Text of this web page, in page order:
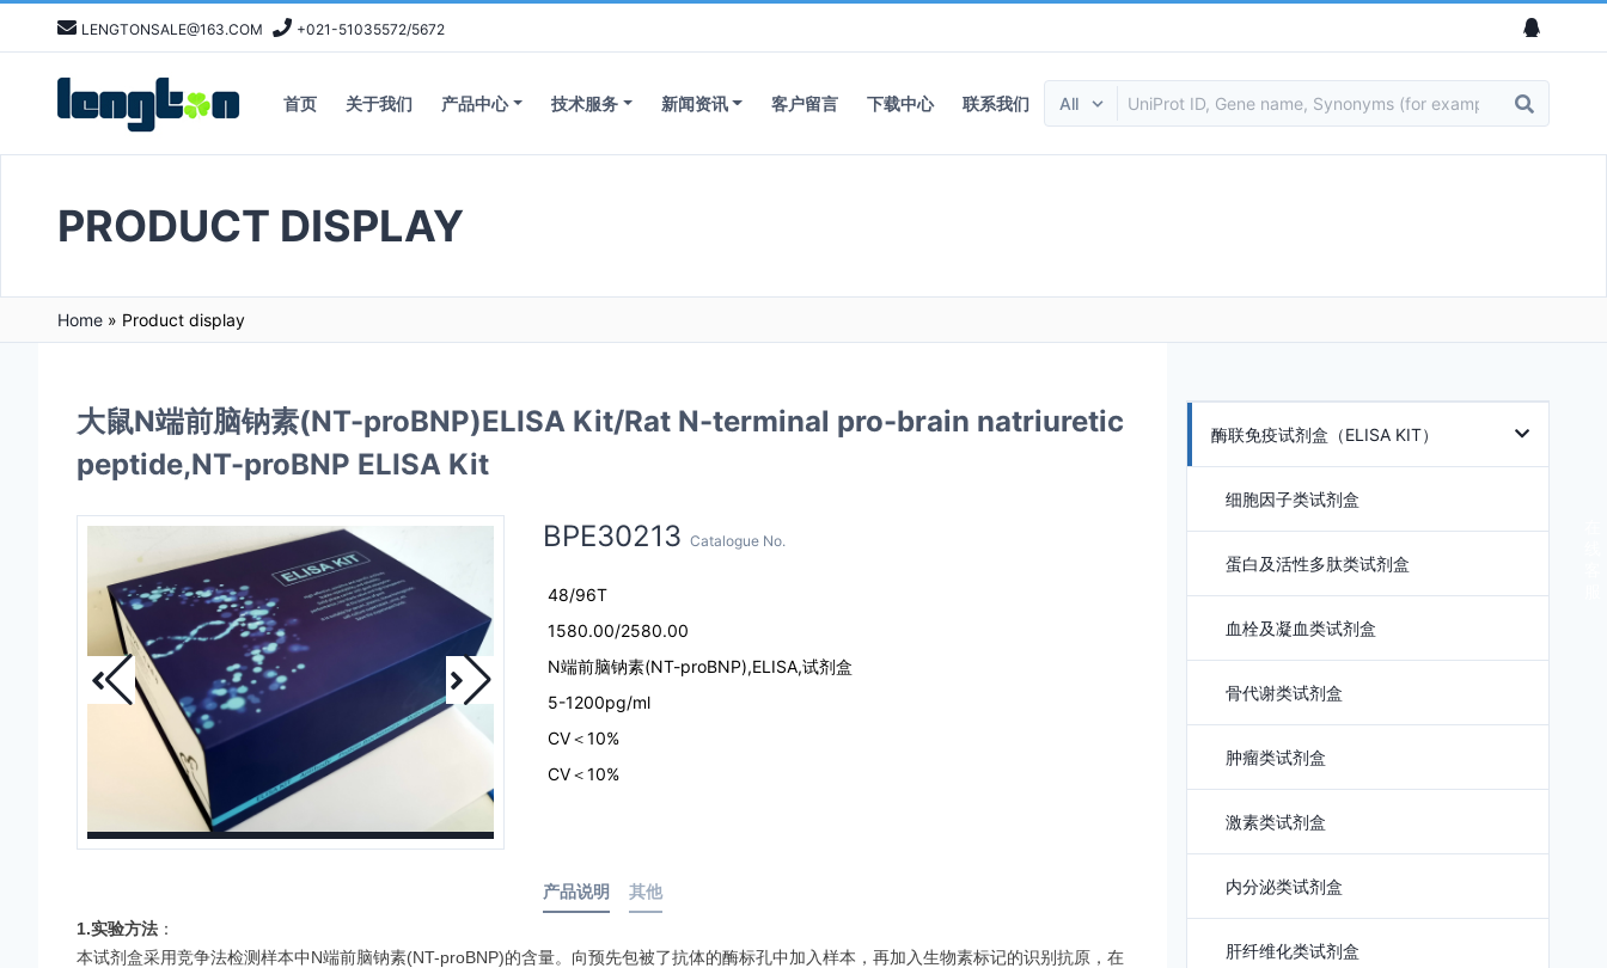
LENGTONSALE@163.COM +021-51035572/5672
首页 关于我们 产品中心 技术服务 新闻资讯 客户留言 下载中心 联系我们
PRODUCT DISPLAY
Home » Product display
大鼠N端前脑钠素(NT-proBNP)ELISA Kit/Rat N-terminal pro-brain natriuretic
peptide,NT-proBNP ELISA Kit
BPE30213Catalogue No.
48/96T
1580.00/2580.00
N端前脑钠素(NT-proBNP),ELISA,试剂盒
5-1200pg/ml
CV＜10%
CV＜10%
产品说明 其他
1.实验方法 ：
本试剂盒采用竞争法检测样本中N端前脑钠素(NT-proBNP)的含量。向预先包被了抗体的酶标孔中加入样本，再加入生物素标记的识别抗原，在
酶联免疫试剂盒（ELISA KIT）
细胞因子类试剂盒
蛋白及活性多肽类试剂盒
血栓及凝血类试剂盒
骨代谢类试剂盒
肿瘤类试剂盒
激素类试剂盒
内分泌类试剂盒
肝纤维化类试剂盒